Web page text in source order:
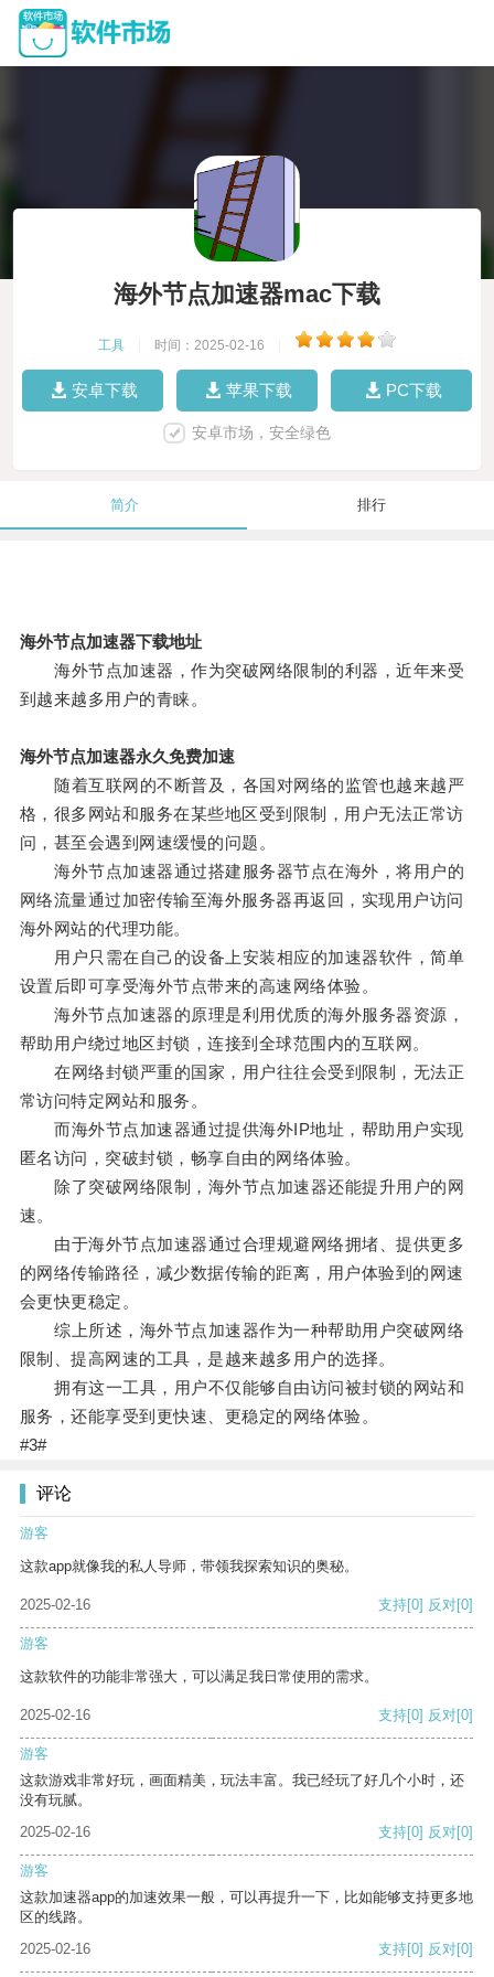
海外节点加速器mac下载
工具 时间：2025-02-16
安卓下载 苹果下载 PC下载
安卓市场，安全绿色
简介 排行
海外节点加速器下载地址
海外节点加速器，作为突破网络限制的利器，近年来受
到越来越多用户的青睐。
海外节点加速器永久免费加速
随着互联网的不断普及，各国对网络的监管也越来越严
格，很多网站和服务在某些地区受到限制，用户无法正常访
问，甚至会遇到网速缓慢的问题。
海外节点加速器通过搭建服务器节点在海外，将用户的
网络流量通过加密传输至海外服务器再返回，实现用户访问
海外网站的代理功能。
用户只需在自己的设备上安装相应的加速器软件，简单
设置后即可享受海外节点带来的高速网络体验。
海外节点加速器的原理是利用优质的海外服务器资源，
帮助用户绕过地区封锁，连接到全球范围内的互联网。
在网络封锁严重的国家，用户往往会受到限制，无法正
常访问特定网站和服务。
而海外节点加速器通过提供海外IP地址，帮助用户实现
匿名访问，突破封锁，畅享自由的网络体验。
除了突破网络限制，海外节点加速器还能提升用户的网
速。
由于海外节点加速器通过合理规避网络拥堵、提供更多
的网络传输路径，减少数据传输的距离，用户体验到的网速
会更快更稳定。
综上所述，海外节点加速器作为一种帮助用户突破网络
限制、提高网速的工具，是越来越多用户的选择。
拥有这一工具，用户不仅能够自由访问被封锁的网站和
服务，还能享受到更快速、更稳定的网络体验。
#3#
评论
游客
这款app就像我的私人导师，带领我探索知识的奥秘。
2025-02-16 支持[0] 反对[0]
游客
这款软件的功能非常强大，可以满足我日常使用的需求。
2025-02-16 支持[0] 反对[0]
游客
这款游戏非常好玩，画面精美，玩法丰富。我已经玩了好几个小时，还
没有玩腻。
2025-02-16
支持[0] 反对[0]
游客
这款加速器app的加速效果一般，可以再提升一下，比如能够支持更多地
区的线路。
2025-02-16
支持[0] 反对[0]